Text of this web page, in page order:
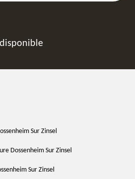
Sur Zinsel
Dossenheim Sur Zinsel
Sur Zinsel